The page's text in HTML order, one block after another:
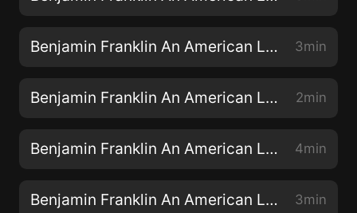
Benjamin Franklin An American Life - 005 3min
Benjamin Franklin An American Life - 006 2min
Benjamin Franklin An American Life - 007 4min
Benjamin Franklin An American Life - 008 3min